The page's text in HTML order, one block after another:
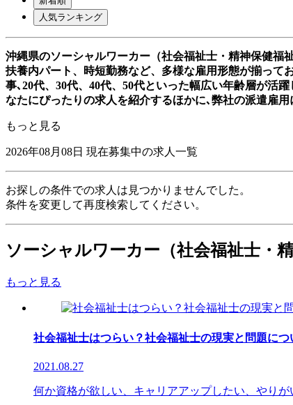
人気ランキング
沖縄県のソーシャルワーカー（社会福祉士・精神保健福
扶養内パート、時短勤務など、多様な雇用形態が揃って
事､20代、30代、40代、50代といった幅広い年齢層が活
なたにぴったりの求人を紹介するほかに､弊社の派遣雇
もっと見る
2026年08月08日 現在募集中の求人一覧
お探しの条件での求人は見つかりませんでした。
条件を変更して再度検索してください。
ソーシャルワーカー（社会福祉士・
もっと見る
社会福祉士はつらい？社会福祉士の現実と問題につ
2021.08.27
何か資格が欲しい、キャリアアップしたい、やり